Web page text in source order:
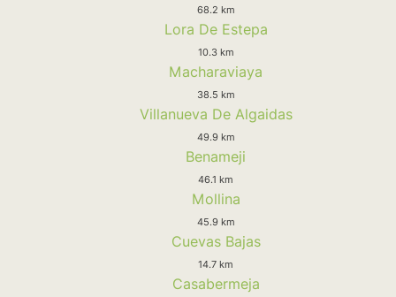
68.2 km
Lora De Estepa
10.3 km
Macharaviaya
38.5 km
Villanueva De Algaidas
49.9 km
Benameji
46.1 km
Mollina
45.9 km
Cuevas Bajas
14.7 km
Casabermeja